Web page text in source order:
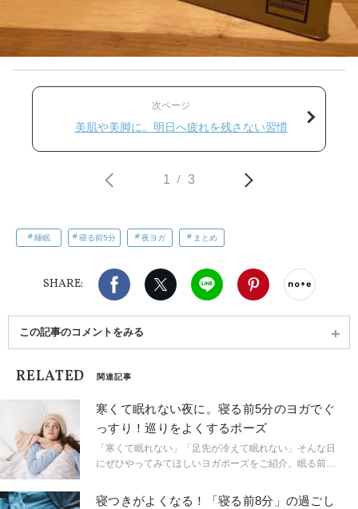
次ページ
美肌や美脚に。明日へ疲れを残さない習慣
1 / 3
睡眠 寝る前5分 夜ヨガ まとめ
SHARE:
Facebook X（旧twitter）
LINE Pinterest
この記事のコメントをみる
RELATED 関連記事
寒くて眠れない夜に。寝る前5分のヨガでぐ
っすり！巡りをよくするポーズ
「寒くて眠れない」「足先が冷えて眠れない」そんな日
にぜひやってみてほしいヨガポーズをご紹介。眠る前
チャーのサントーシマ香先生に教えていただきました。
寝つきがよくなる！「寝る前8分」の過ごし